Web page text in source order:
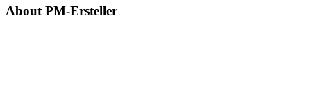
About PM-Ersteller